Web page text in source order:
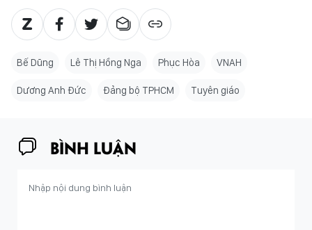
Bế Dũng Lê Thị Hồng Nga Phục Hòa VNAH
Dương Anh Đức Đảng bộ TPHCM Tuyên giáo
BÌNH LUẬN